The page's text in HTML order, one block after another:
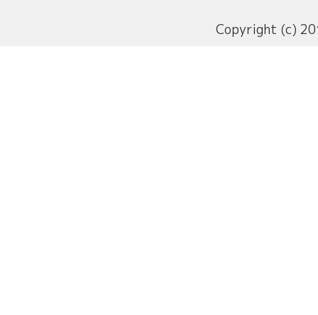
Copyright (c)